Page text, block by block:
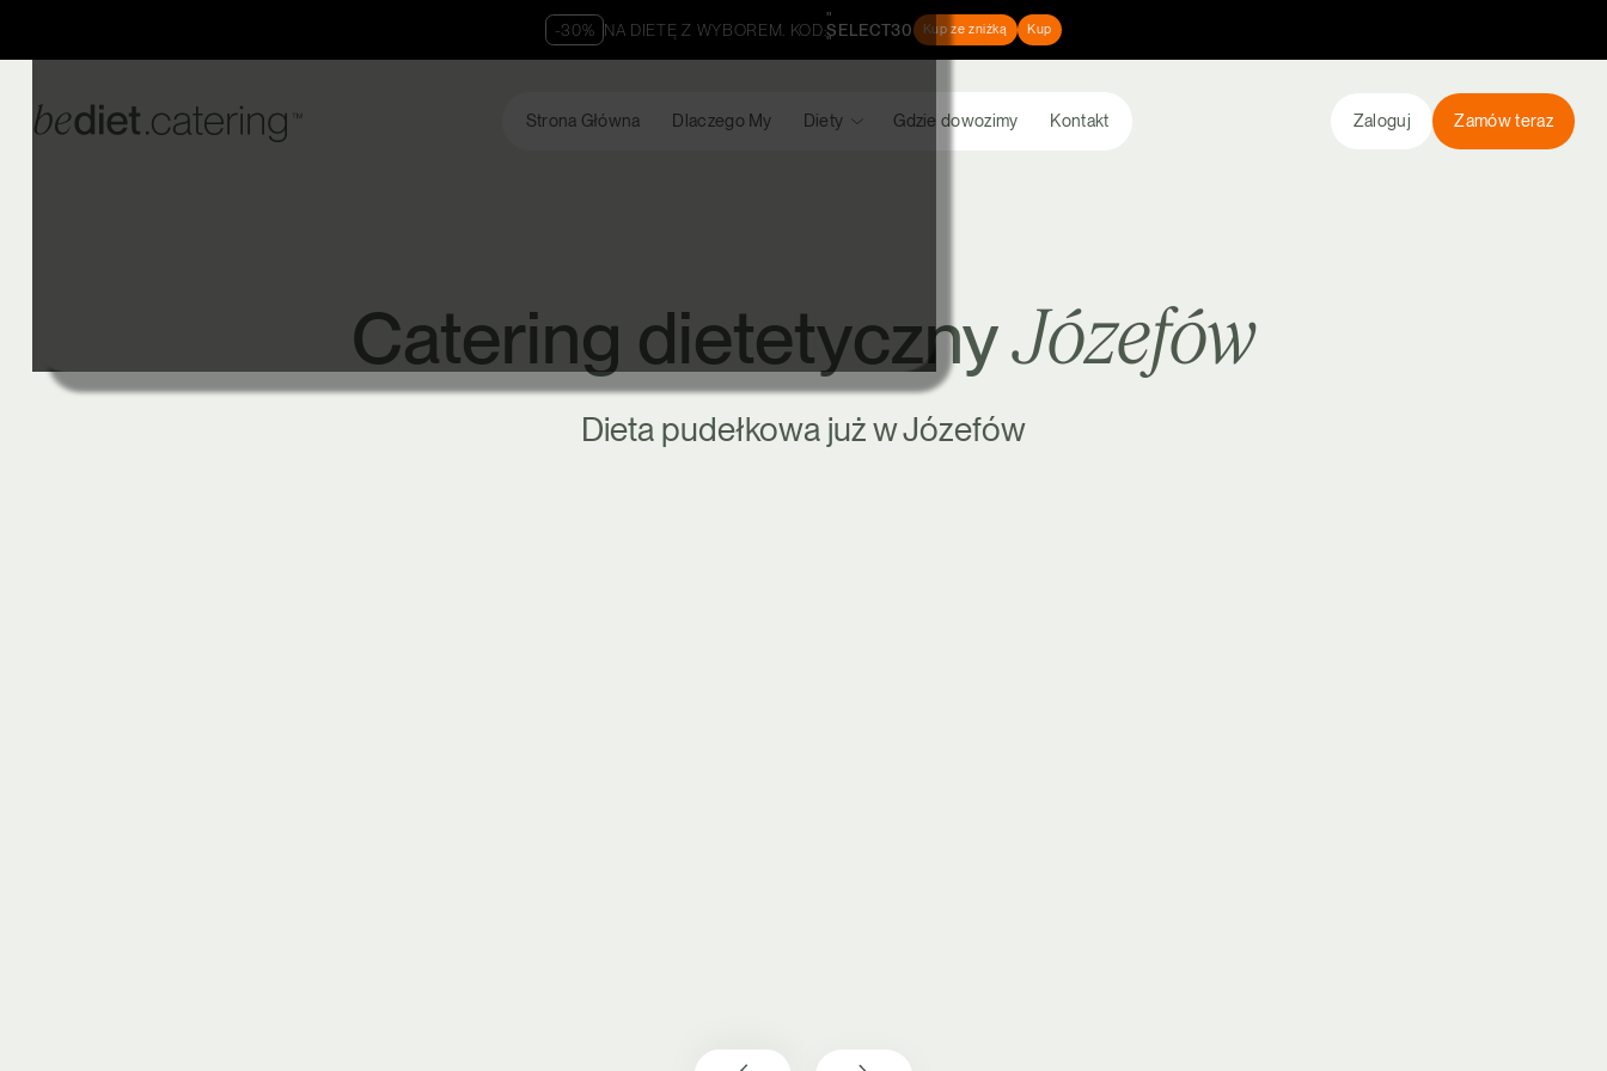
-30% NA DIETĘ Z WYBOREM. KOD:
"
SELECT30
"
Kup ze zniżką Kup
Strona Główna Dlaczego My Diety Gdzie dowozimy Kontakt Zaloguj Zamów teraz
Catering dietetycznyJózefów
Dieta pudełkowa już w Józefów